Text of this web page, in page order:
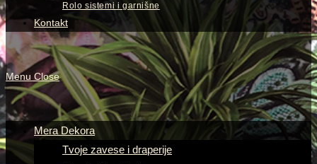
Rolo sistemi i garnišne
Kontakt
Menu Close
Mera Dekora
Tvoje zavese i draperije